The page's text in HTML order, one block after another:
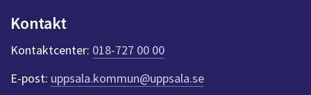
k
t
e
f
Kontakt
Kontaktcenter: 018-727 00 00
E-post: uppsala.kommun@uppsala.se